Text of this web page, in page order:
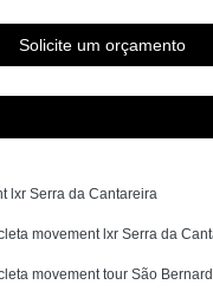
Solicite um orçamento
lxr Serra da Cantareira
movement lxr Serra da
movement tour São